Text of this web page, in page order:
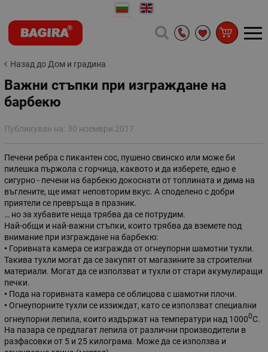
Назад до Дом и градина
Важни стъпки при изграждане на
барбекю
Публикуван на: 30 ноември 2017
Печени ребра с пикантен сос, пушено свинско или може би
пилешка пържола с горчица, каквото и да изберете, едно е
сигурно - печени на барбекю докоснати от топлината и дима на
въглените, ще имат неповторим вкус. А споделено с добри
приятели се превръща в празник.
… но за хубавите неща трябва да се потрудим.
Най-общи и най-важни стъпки, които трябва да вземете под
внимание при изграждане на барбекю:
• Горивната камера се изгражда от огнеупорни шамотни тухли.
Такива тухли могат да се закупят от магазините за строителни
материали. Могат да се използват и тухли от стари акумулиращи
печки.
• Пода на горивната камера се облицова с шамотни плочи.
• Огнеупорните тухли се иззиждат, като се използват специални
огнеупорни лепила, които издържат на температури над 10000С.
На пазара се предлагат лепила от различни производители в
разфасовки от 5 и 25 килограма. Може да се използва и